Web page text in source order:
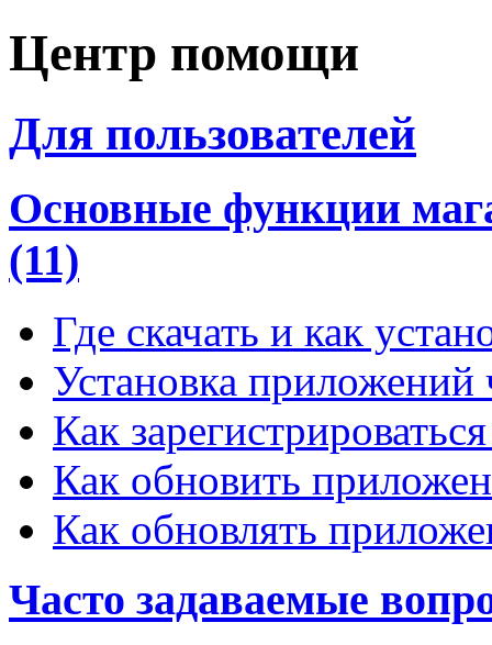
Центр помощи
Для пользователей
Основные функции
(11)
Где скачать и как
Установка приложений
Как
Как обновить
Как обновлять
Часто задаваемые